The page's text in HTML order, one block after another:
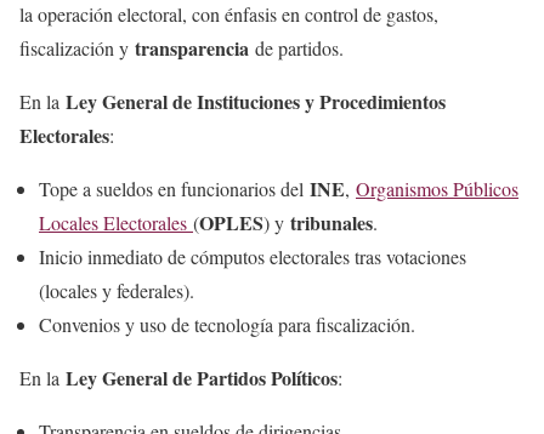
la operación electoral, con énfasis en control de gastos,
fiscalización y transparencia de partidos.
En la Ley General de Instituciones y Procedimientos
Electorales:
Tope a sueldos en funcionarios del INE, Organismos Públicos
Locales Electorales (OPLES) y tribunales.
Inicio inmediato de cómputos electorales tras votaciones
(locales y federales).
Convenios y uso de tecnología para fiscalización.
En la Ley General de Partidos Políticos: